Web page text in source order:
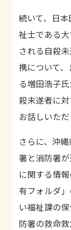
続いて、日
祉士である
される自殺
携について
る増田浩子
殺未遂者に
お話しいただ
さらに、沖
署と消防署
に関する情
有フォルダ
い福祉課の
防署の救命